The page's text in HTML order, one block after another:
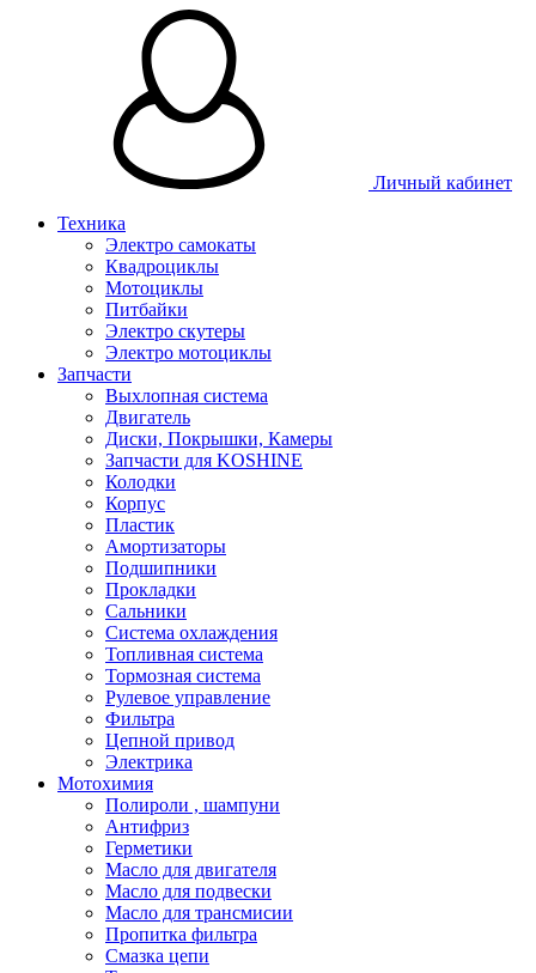
Личный кабинет
Техника
Электро самокаты
Квадроциклы
Мотоциклы
Питбайки
Электро скутеры
Электро мотоциклы
Запчасти
Выхлопная система
Двигатель
Диски, Покрышки, Камеры
Запчасти для KOSHINE
Колодки
Корпус
Пластик
Амортизаторы
Подшипники
Прокладки
Сальники
Система охлаждения
Топливная система
Тормозная система
Рулевое управление
Фильтра
Цепной привод
Электрика
Мотохимия
Полироли , шампуни
Антифриз
Герметики
Масло для двигателя
Масло для подвески
Масло для трансмисии
Пропитка фильтра
Смазка цепи